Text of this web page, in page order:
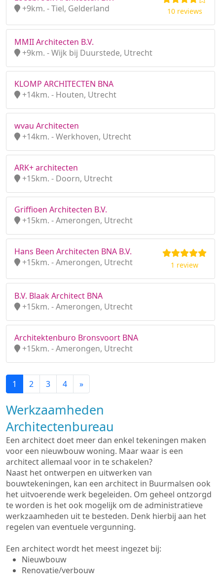
+9km. - Tiel, Gelderland
10 reviews
MMII Architecten B.V.
+9km. - Wijk bij Duurstede, Utrecht
KLOMP ARCHITECTEN BNA
+14km. - Houten, Utrecht
wvau Architecten
+14km. - Werkhoven, Utrecht
ARK+ architecten
+15km. - Doorn, Utrecht
Griffioen Architecten B.V.
+15km. - Amerongen, Utrecht
Hans Been Architecten BNA B.V.
+15km. - Amerongen, Utrecht
1 review
B.V. Blaak Architect BNA
+15km. - Amerongen, Utrecht
Architektenburo Bronsvoort BNA
+15km. - Amerongen, Utrecht
1 2 3 4 »
Werkzaamheden
Architectenbureau
Een architect doet meer dan enkel tekeningen maken
voor een nieuwbouw woning. Maar waar is een
architect allemaal voor in te schakelen?
Naast het ontwerpen en uitwerken van
bouwtekeningen, kan een architect in Buurmalsen ook
het uitvoerende werk begeleiden. Om geheel ontzorgd
te worden is het ook mogelijk om de administratieve
werkzaamheden uit te besteden. Denk hierbij aan het
regelen van eventuele vergunning.
Een architect wordt het meest ingezet bij:
Nieuwbouw
Renovatie/verbouw